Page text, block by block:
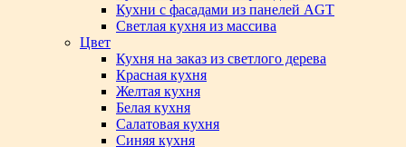
Кухни с фасадами из панелей AGT
Светлая кухня из массива
Цвет
Кухня на заказ из светлого дерева
Красная кухня
Желтая кухня
Белая кухня
Салатовая кухня
Синяя кухня